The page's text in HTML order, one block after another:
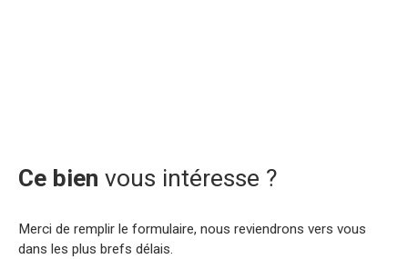
Ce bien vous intéresse ?
Merci de remplir le formulaire, nous reviendrons vers vous
dans les plus brefs délais.